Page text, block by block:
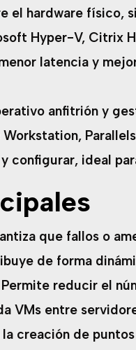
el hardware físico,
Hyper-V, Citrix
latencia y
anfitrión y
configurar, ideal
que fallos o
de forma
Permite reducir el
VMs entre
creación de